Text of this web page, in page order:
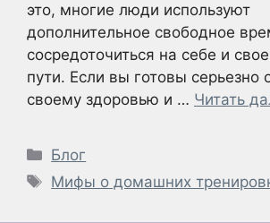
это, многие люди используют
дополнительное свободное
сосредоточиться на себе и
пути. Если вы готовы серьезно
своему здоровью и … Читать
Рубрики
Блог
Метки
Мифы о домашних